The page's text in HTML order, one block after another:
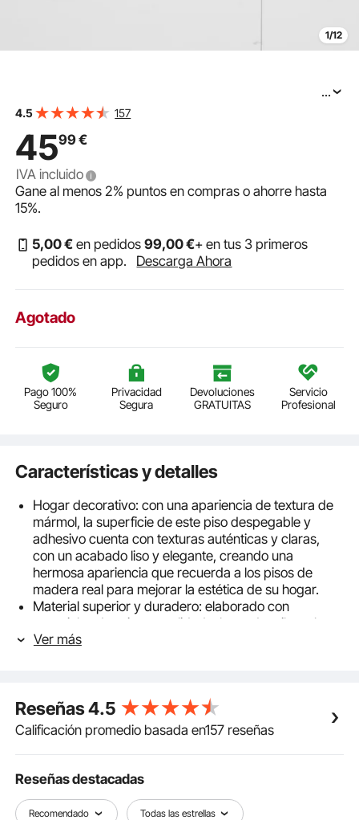
1/12
VEVOR Baldosas de Vinilo Autoadhesivas de 9900 x
de Mármol Blanco, Suelos de Bricolaje Fácil para Cocina,
...
4.5 157
4599€
IVA incluido
Gane al menos2% puntos en compras o ahorre hasta
15%.
5,00€ en pedidos99,00€+ en tus 3 primeros
pedidos en app.
Descarga Ahora
Agotado
Pago 100%
Seguro
Privacidad
Segura
Devoluciones
GRATUITAS
Servicio
Profesional
Características y detalles
Hogar decorativo: con una apariencia de textura de
mármol, la superficie de este piso despegable y
adhesivo cuenta con texturas auténticas y claras,
con un acabado liso y elegante, creando una
hermosa apariencia que recuerda a los pisos de
madera real para mejorar la estética de su hogar.
Material superior y duradero: elaborado con
materiales de primera calidad a base de etileno, lo
que garantiza un uso seguro y fácil de usar. Es
Impermeable y fácil de limpiar: la superficie del
material es impermeable, resistente a las manchas y
fácil de limpiar con un simple paño, lo que hace que
instalación: 1. Mantenga la superficie del piso limpia y
loseta despegable y adhesiva como la superficie de
Ver más
Reseñas4.5
Calificación promedio basada en157 reseñas
Reseñas destacadas
Recomendado Todas las estrellas